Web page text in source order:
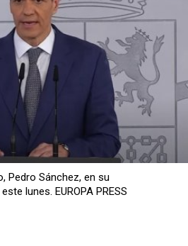
Pedro Sánchez, en su
lunes. EUROPA PRESS